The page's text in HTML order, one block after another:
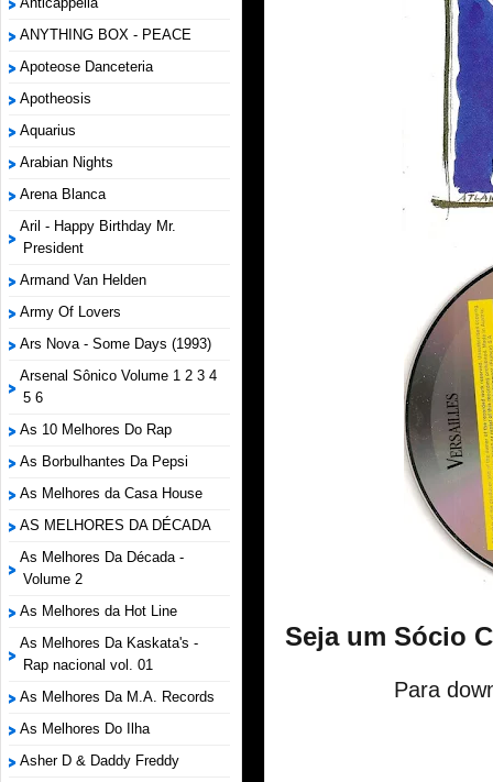
ANYTHING BOX - PEACE
Apoteose Danceteria
Apotheosis
Aquarius
Arabian Nights
Arena Blanca
Aril - Happy Birthday Mr.
President
Armand Van Helden
Army Of Lovers
Ars Nova - Some Days (1993)
Arsenal Sônico Volume 1 2 3 4
5 6
As 10 Melhores Do Rap
As Borbulhantes Da Pepsi
As Melhores da Casa House
AS MELHORES DA DÉCADA
As Melhores Da Década -
Volume 2
As Melhores da Hot Line
As Melhores Da Kaskata's -
Rap nacional vol. 01
As Melhores Da M.A. Records
As Melhores Do Ilha
Asher D & Daddy Freddy
Seja um Sócio
Para